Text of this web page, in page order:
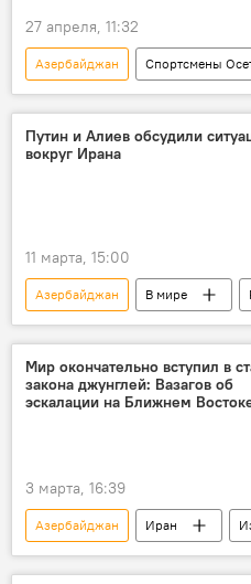
27 апреля, 11:32
Азербайджан
Спортсмены
Новости
Северная Осетия
Вольная борьба
Путин и Алиев обсудили
вокруг Ирана
11 марта, 15:00
Азербайджан В мире
Новости
Иран
Мир окончательно вступил в
закона джунглей: Вазагов об
эскалации на Ближнем
3 марта, 16:39
Азербайджан Иран
Мнение
Юрий Вазагов